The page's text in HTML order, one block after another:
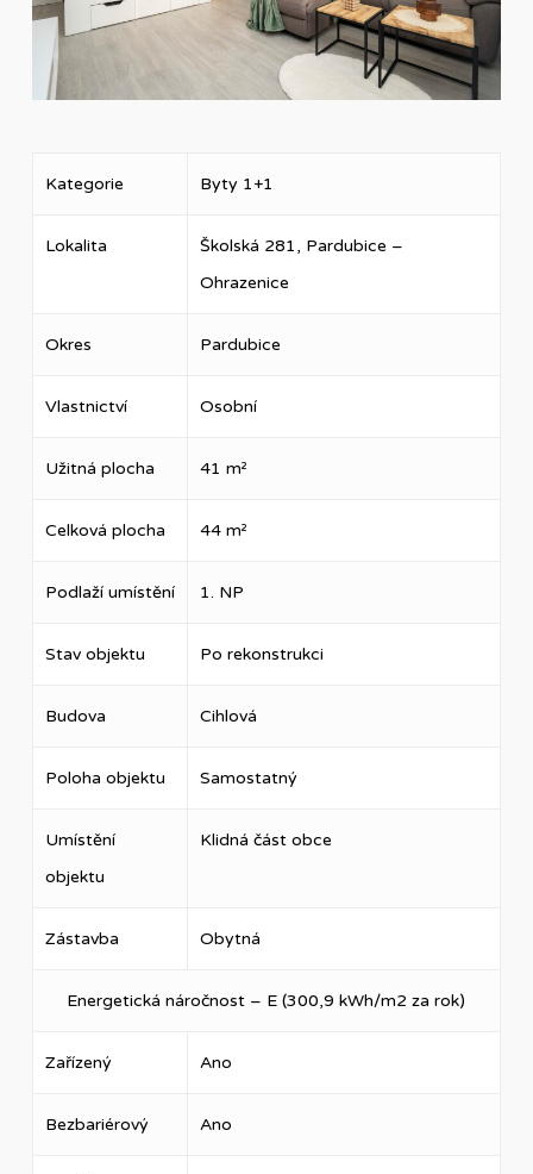
Kategorie Byty 1+1
Lokalita
Školská 281, Pardubice –
Ohrazenice
Okres Pardubice
Vlastnictví Osobní
Užitná plocha 41 m²
Celková plocha 44 m²
Podlaží umístění 1. NP
Stav objektu Po rekonstrukci
Budova Cihlová
Poloha objektu Samostatný
Umístění
objektu
Klidná část obce
Zástavba Obytná
Energetická náročnost – E (300,9 kWh/m2 za rok)
Zařízený Ano
Bezbariérový Ano